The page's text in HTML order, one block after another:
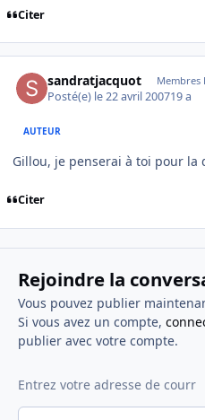
Citer
sandratjacquot Membres
Posté(e) le 22 avril 200719 a
AUTEUR
Gillou, je penserai à toi pour la
Citer
Rejoindre la
Vous pouvez publier
Si vous avez un compte,
publier avec votre compte.